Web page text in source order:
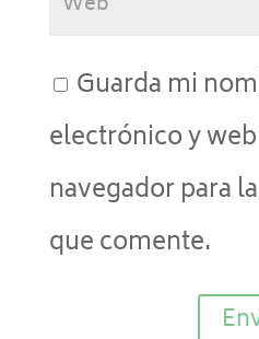
Guarda mi
electrónico y
navegador para
que comente.